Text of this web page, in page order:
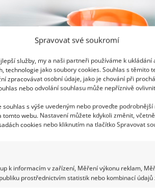
Spravovat své soukromí
služby, my a naši partneři používáme k ukládání
technologie jako soubory cookies. Souhlas s těmito
zpracovávat osobní údaje, jako je chování při
nebo odvolání souhlasu může nepříznivě
souhlas s výše uvedeným nebo proveďte
tomto webu. Nastavení můžete kdykoli změnit,
cookies nebo kliknutím na tlačítko Spravovat
k informacím v zařízení, Měření výkonu reklam,
prostřednictvím statistik nebo kombinací údajů